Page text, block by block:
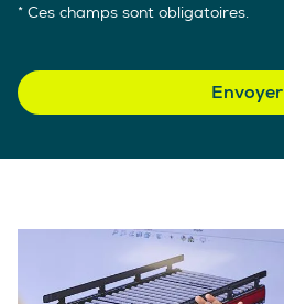
* Ces champs sont obligatoires.
Envoyer